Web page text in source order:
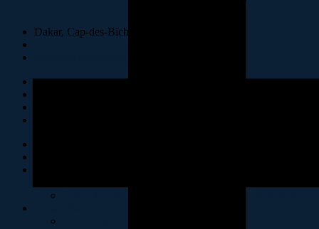
Dakar, Cap-des-Biches